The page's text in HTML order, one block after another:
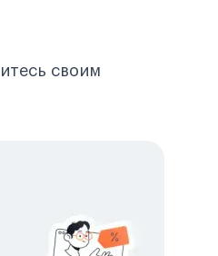
своим